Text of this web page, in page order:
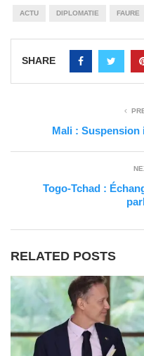
ACTU DIPLOMATIE FAURE
SHARE
Mali : Suspension
Togo-Tchad :
RELATED POSTS